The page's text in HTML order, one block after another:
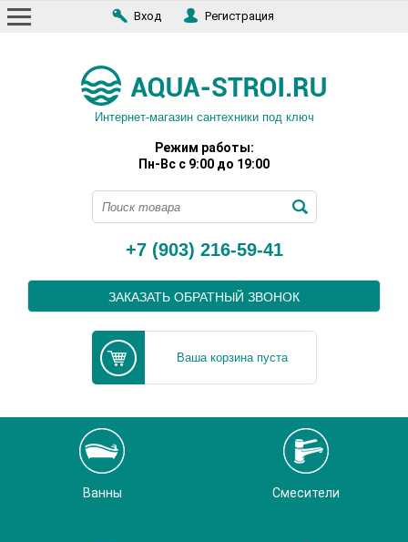
Вход Регистрация
Интернет-магазин сантехники под ключ
Режим работы:
Пн-Вс с 9:00 до 19:00
+7 (903) 216-59-41
ЗАКАЗАТЬ ОБРАТНЫЙ ЗВОНОК
Ваша корзина пуста
Ванны Смесители